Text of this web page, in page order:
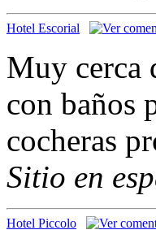
Hotel Escorial
Muy cerca
con baños
cocheras
Sitio en
Hotel Piccolo